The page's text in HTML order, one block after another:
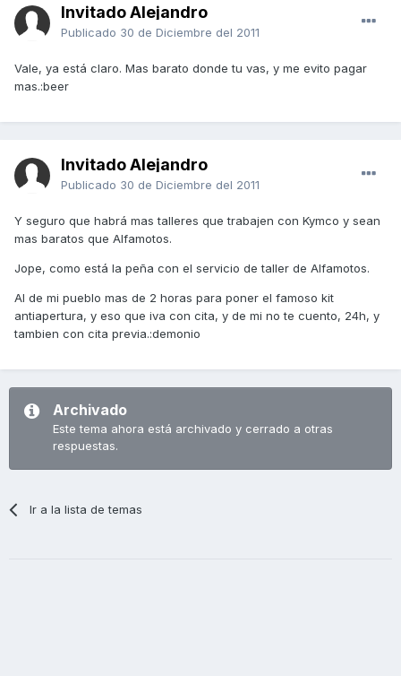
Invitado Alejandro
Publicado 30 de Diciembre del 2011
Vale, ya está claro. Mas barato donde tu vas, y me evito pagar
mas.:beer
Invitado Alejandro
Publicado 30 de Diciembre del 2011
Y seguro que habrá mas talleres que trabajen con Kymco y sean
mas baratos que Alfamotos.
Jope, como está la peña con el servicio de taller de Alfamotos.
Al de mi pueblo mas de 2 horas para poner el famoso kit
antiapertura, y eso que iva con cita, y de mi no te cuento, 24h, y
tambien con cita previa.:demonio
Archivado
Este tema ahora está archivado y cerrado a otras
respuestas.
Ir a la lista de temas